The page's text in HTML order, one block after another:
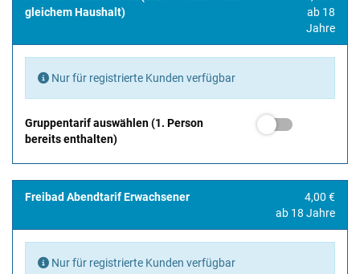
gleichem Haushalt)
ab 18
Jahre
Nur für registrierte Kunden verfügbar
Gruppentarif auswählen (1. Person
bereits enthalten)
Freibad Abendtarif Erwachsener
4,00 €
ab 18 Jahre
Nur für registrierte Kunden verfügbar